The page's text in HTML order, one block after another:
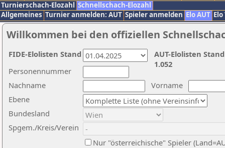
Turnierschach-Elozahl Schnellschach-Elozahl
Allgemeines Turnier anmelden: AUT Spieler anmelden Elo AUT
Willkommen bei den offiziellen
Nachname
Vorname
Ebene
Personennummer
Bundesland
Spgem./Kreis/Verein
Nur "österreichische" Spieler
AUT-Elolisten
1.052
FIDE-Elolisten Stand